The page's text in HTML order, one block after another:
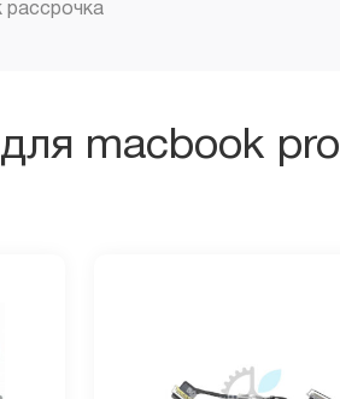
рассрочка
macbook pro